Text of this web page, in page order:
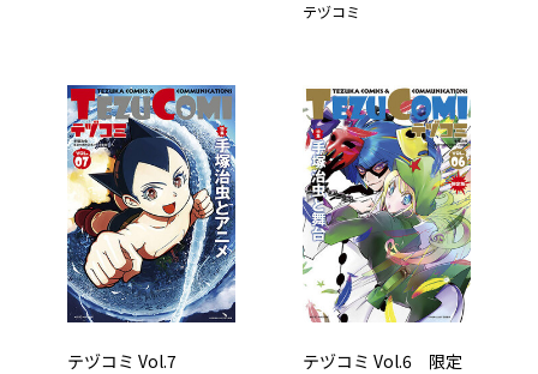
テヅコミ
テヅコミ Vol.7
テヅコミ Vol.6 限定